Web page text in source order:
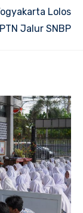
Lolos
Jalur SNBP